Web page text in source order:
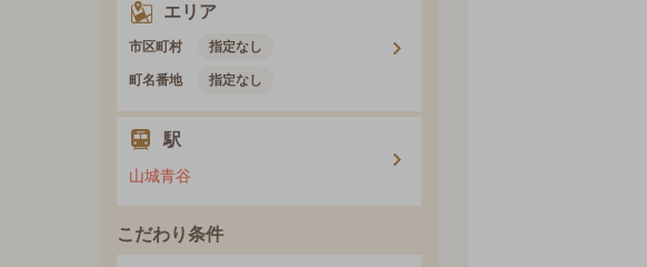
エリア
市区町村 指定なし
町名番地 指定なし
駅
山城青谷
こだわり条件